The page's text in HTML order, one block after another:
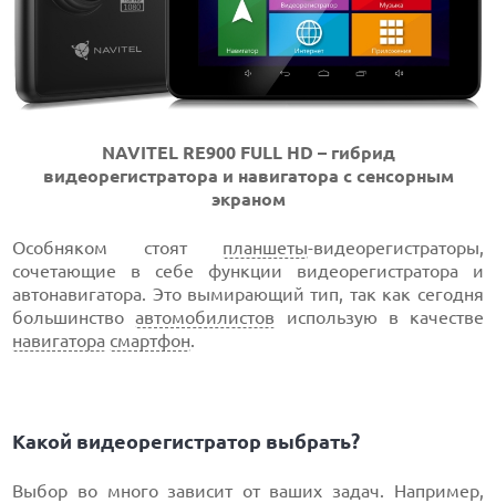
NAVITEL RE900 FULL HD – гибрид
видеорегистратора и навигатора с сенсорным
экраном
Особняком стоят планшеты-видеорегистраторы,
сочетающие в себе функции видеорегистратора и
автонавигатора. Это вымирающий тип, так как сегодня
большинствоавтомобилистов использую в качестве
навигатора смартфон.
Какой видеорегистратор выбрать?
Выбор во много зависит от ваших задач. Например,